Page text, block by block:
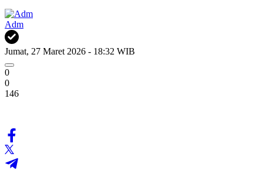
Adm
Jumat, 27 Maret 2026 - 18:32 WIB
0
0
146